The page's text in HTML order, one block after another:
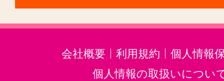
会社概要 利用規約
個人情報
個人情報の取扱いについ